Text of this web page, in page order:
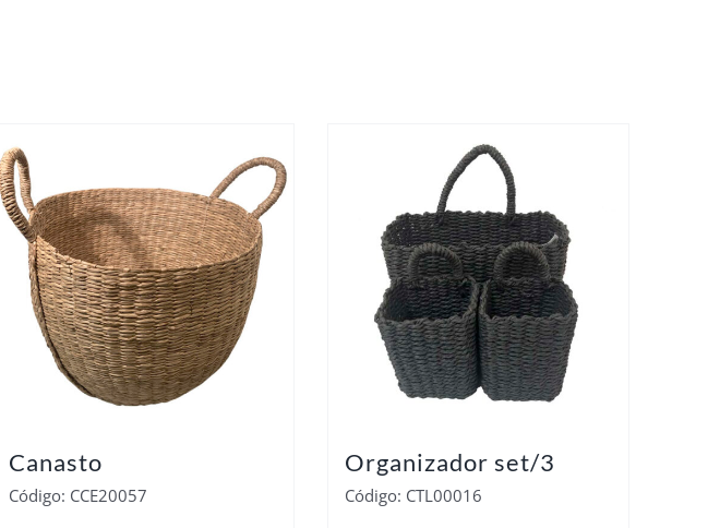
Canasto
Código: CCE20057
Organizador set/3
Código: CTL00016